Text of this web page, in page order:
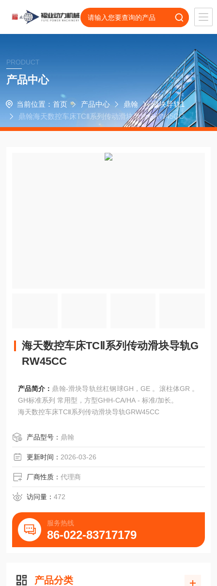
PRODUCT
产品中心
当前位置： 首页 产品中心 鼎翰
滑块导轨1
鼎翰海天数控车床TCⅡ系列传动滑块导轨GRW45CC
海天数控车床TCⅡ系列传动滑块导轨G
RW45CC
产品简介： 鼎翰-滑块导轨丝杠钢球GH，GE 。滚柱体GR 。
GH标准系列 常用型，方型GHH-CA/HA - 标准/加长。
海天数控车床TCⅡ系列传动滑块导轨GRW45CC
产品型号： 鼎翰
更新时间： 2026-03-26
厂商性质：代理商
访问量：472
服务热线
86-022-83717179
产品分类